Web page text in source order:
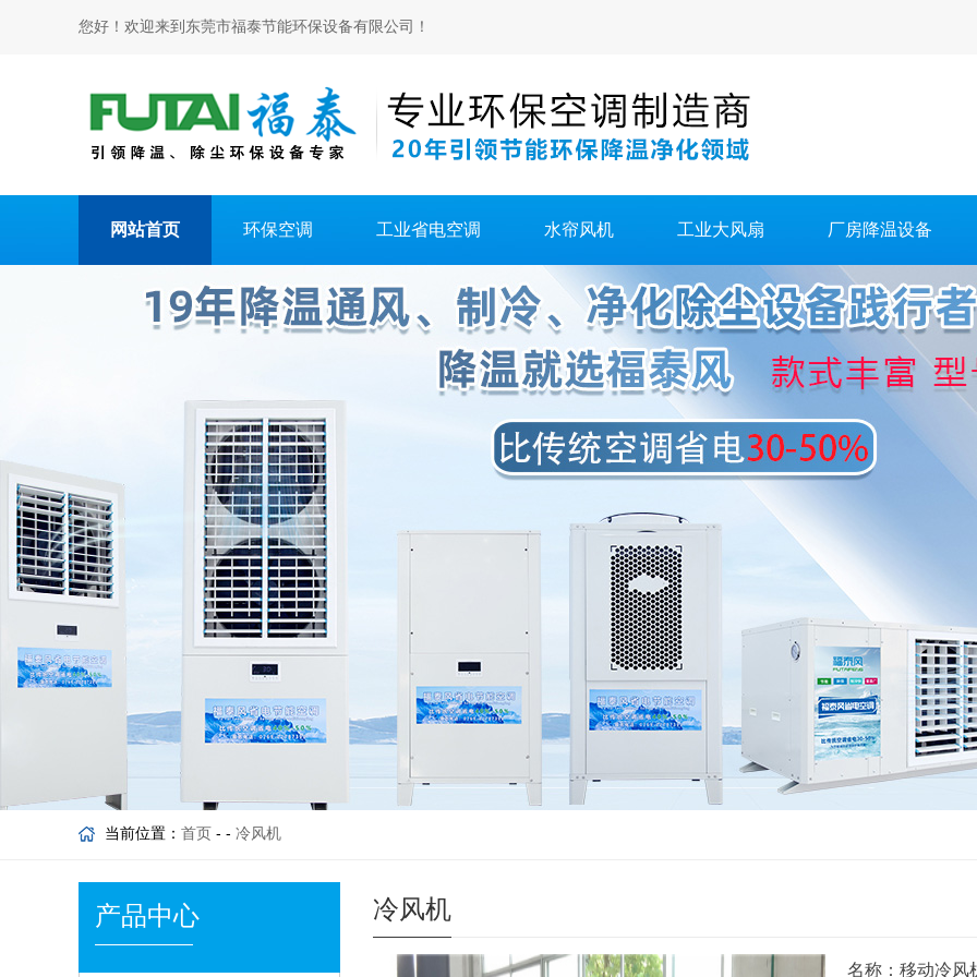
您好！欢迎来到东莞市福泰节能环保设备有限公司！
网站首页 环保空调 工业省电空调 水帘风机 工业大风扇 厂房降温设备
当前位置： 首页 - - 冷风机
产品中心 冷风机
名称：移动冷风